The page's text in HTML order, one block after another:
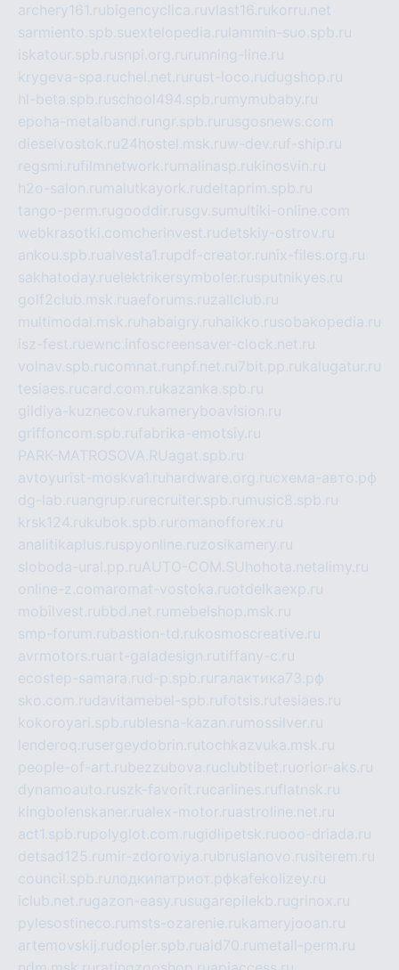
archery161.rubigencyclica.ruvlast16.rukorru.net
sarmiento.spb.suextelopedia.ru lammin-suo.spb.ru
iskatour.spb.rusnpi.org.ru running-line.ru
krygeva-spa.ruchel.net.ru rust-loco.rudugshop.ru
hl-beta.spb.ruschool494.spb.ru mymubaby.ru
epoha-metalband.ru ngr.spb.ru rusgosnews.com
dieselvostok.ru24hostel.msk.ruw-dev.ruf-ship.ru
regsmi.rufilmnetwork.ru malinasp.rukinosvin.ru
h2o-salon.ru malutkayork.rudeltaprim.spb.ru
tango-perm.rugooddir.rusgv.su multiki-online.com
webkrasotki.comcherinvest.rudetskiy-ostrov.ru
ankou.spb.rualvesta1.rupdf-creator.ru nix-files.org.ru
sakhatoday.ruelektrikersymboler.rusputnikyes.ru
golf2club.msk.ruaeforums.ruzallclub.ru
multimodal.msk.ru habaigry.ru haikko.rusobakopedia.ru
isz-fest.ruewnc.infoscreensaver-clock.net.ru
volnav.spb.rucomnat.ru npf.net.ru7bit.pp.rukalugatur.ru
tesiaes.rucard.com.rukazanka.spb.ru
gildiya-kuznecov.rukameryboavision.ru
griffoncom.spb.rufabrika-emotsiy.ru
PARK-MATROSOVA.RUagat.spb.ru
avtoyurist-moskva1.ru hardware.org.ruсхема-авто.рф
dg-lab.ruangrup.ru recruiter.spb.ru music8.spb.ru
krsk124.rukubok.spb.ru romanofforex.ru
analitikaplus.ruspyonline.ruzosikamery.ru
sloboda-ural.pp.ruAUTO-COM.SU hohota.netalimy.ru
online-z.comaromat-vostoka.ruotdelkaexp.ru
mobilvest.rubbd.net.ru mebelshop.msk.ru
smp-forum.rubastion-td.rukosmoscreative.ru
avrmotors.ruart-galadesign.rutiffany-c.ru
ecostep-samara.rud-p.spb.ru галактика73.рф
sko.com.rudavitamebel-spb.rufotsis.rutesiaes.ru
kokoroyari.spb.rublesna-kazan.ru mossilver.ru
lenderoq.rusergeydobrin.rutochkazvuka.msk.ru
people-of-art.rubezzubova.ruclubtibet.ruorior-aks.ru
dynamoauto.ruszk-favorit.rucarlines.ruflatnsk.ru
kingbolenskaner.rualex-motor.ruastroline.net.ru
act1.spb.rupolyglot.com.rugidlipetsk.ruooo-driada.ru
detsad125.ru mir-zdoroviya.rubruslanovo.rusiterem.ru
council.spb.ruлодкипатриот.рфkafekolizey.ru
iclub.net.rugazon-easy.rusugarepilekb.rugrinox.ru
pylesostineco.ru msts-ozarenie.rukameryjooan.ru
artemovskij.rudopler.spb.ruaid70.ru metall-perm.ru